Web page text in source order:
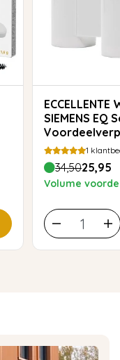
ECCELLENTE Waterfilter voor
SIEMENS EQ
1
34,5025,95
Volume